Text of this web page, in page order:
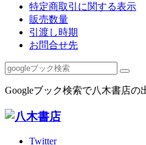
特定商取引に関する表示
販売数量
引渡し時期
お問合せ先
Googleブック検索で八木書店の
Twitter